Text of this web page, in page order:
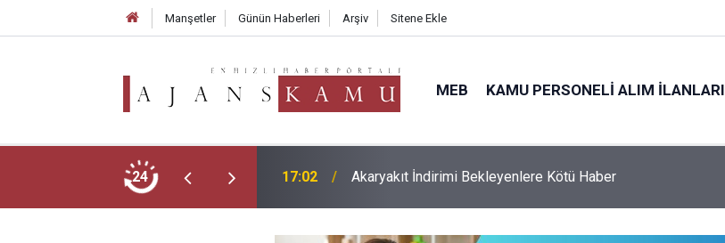
Manşetler Günün Haberleri Arşiv Sitene Ekle
MEB KAMU PERSONELI ALIM İLANLARI
24 15:58 Motorine İndirim Gelecek, İndirim Tutarları Açıklandı